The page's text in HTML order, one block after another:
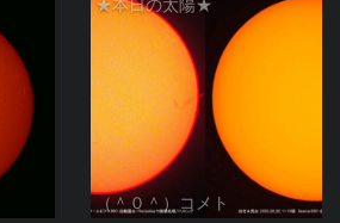
（＾０＾）コメト